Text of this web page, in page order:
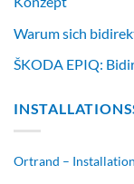
Warum sich
ŠKODA EPIQ:
Ortrand –